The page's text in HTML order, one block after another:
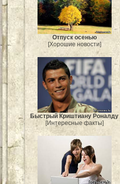
Отпуск осенью
[Хорошие новости]
Быстрый Криштиану Роналду
[Интересные факты]